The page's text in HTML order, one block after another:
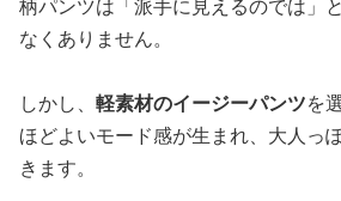
柄パンツは「派手に見えるのでは」
なくありません。
しかし、 軽素材のイージーパンツを
ほどよいモード感が生まれ、大人っ
きます。